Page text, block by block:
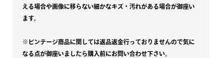
える場合や画像に移らない細かなキズ・汚れがある場合が御座い
ます。
※ビンテージ商品に関しては返品返金行っておりませんので気に
なる点が御座いましたら購入前にお問い合わせ下さい。